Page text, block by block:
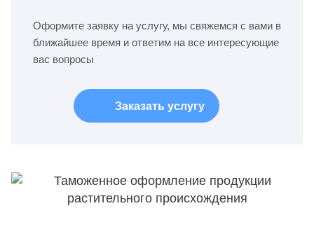
Оформите заявку на услугу, мы свяжемся с вами в
ближайшее время и ответим на все интересующие
вас вопросы
Заказать услугу